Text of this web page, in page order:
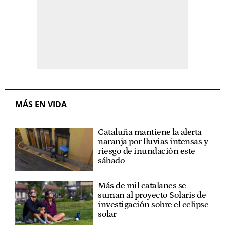
MÁS EN VIDA
Cataluña mantiene la alerta
naranja por lluvias intensas y
riesgo de inundación este
sábado
Más de mil catalanes se
suman al proyecto Solaris de
investigación sobre el eclipse
solar